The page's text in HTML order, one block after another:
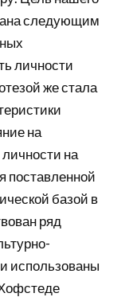
следующим
личности
же стала
на
на
поставленной
базой в
ряд
использованы